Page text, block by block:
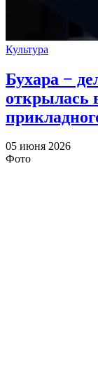
Культура
Бухара −
открылась
05 июня 2026
Фото